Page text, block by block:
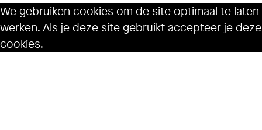
We gebruiken cookies om de site optimaal te laten
werken. Als je deze site gebruikt accepteer je deze
cookies.